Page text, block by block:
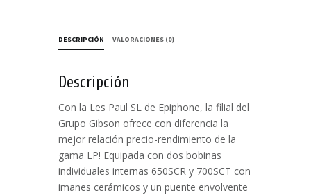
DESCRIPCIÓN VALORACIONES (0)
Descripción
Con la Les Paul SL de Epiphone, la filial del
Grupo Gibson ofrece con diferencia la
mejor relación precio-rendimiento de la
gama LP! Equipada con dos bobinas
individuales internas 650SCR y 700SCT con
imanes cerámicos y un puente envolvente